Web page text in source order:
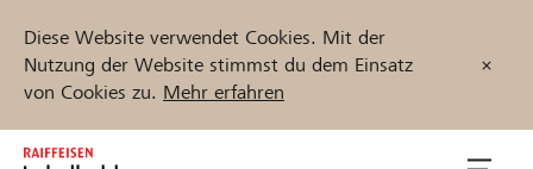
Diese Website verwendet Cookies. Mit der
Nutzung der Website stimmst du dem Einsatz
von Cookies zu. Mehr erfahren
Zum